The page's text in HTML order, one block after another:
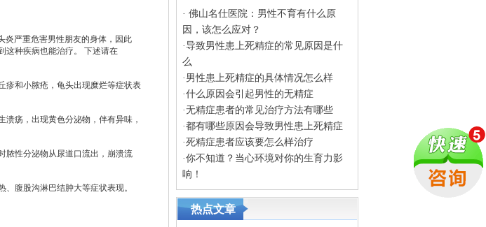
严重危害男性朋友的身体，因此
这种疾病也能治疗。 下述请在
和小脓疮，龟头出现糜烂等症状表
疡，出现黄色分泌物，伴有异味，
性分泌物从尿道口流出，崩溃流
腹股沟淋巴结肿大等症状表现。
· 佛山名仕医院：男性不育有什么原
因，该怎么应对？
·导致男性患上死精症的常见原因是什
么
· 男性患上死精症的具体情况怎么样
·什么原因会引起男性的无精症
·无精症患者的常见治疗方法有哪些
·都有哪些原因会导致男性患上死精症
·死精症患者应该要怎么样治疗
·你不知道？当心环境对你的生育力影
响！
热点文章